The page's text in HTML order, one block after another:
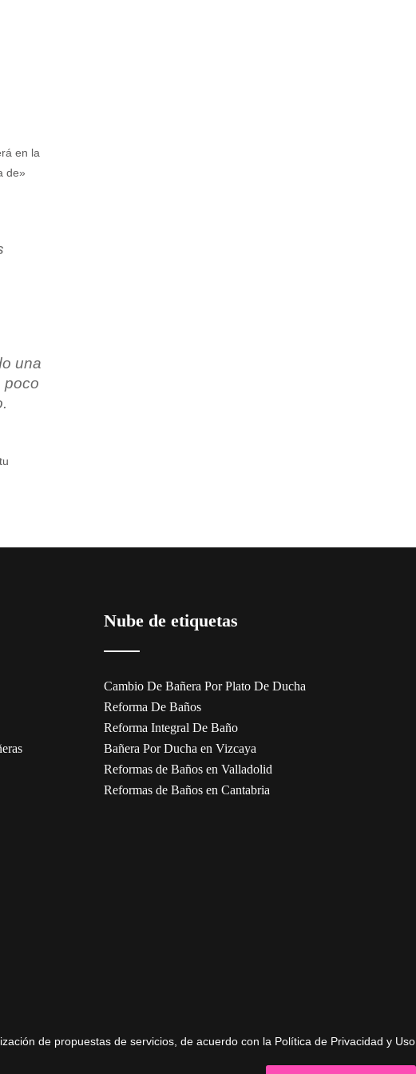
en la
de»
una
poco
Nube de etiquetas
Cambio De Bañera Por Plato De Ducha
Reforma De Baños
Reforma Integral De Baño
Bañera Por Ducha en Vizcaya
Reformas de Baños en Valladolid
Reformas de Baños en Cantabria
de propuestas de servicios, de acuerdo con la Política de Privacidad y Uso